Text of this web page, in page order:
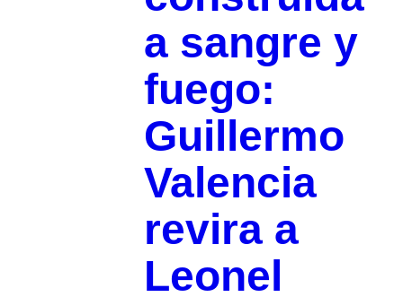
a sangre y
fuego:
Guillermo
Valencia
revira a
Leonel